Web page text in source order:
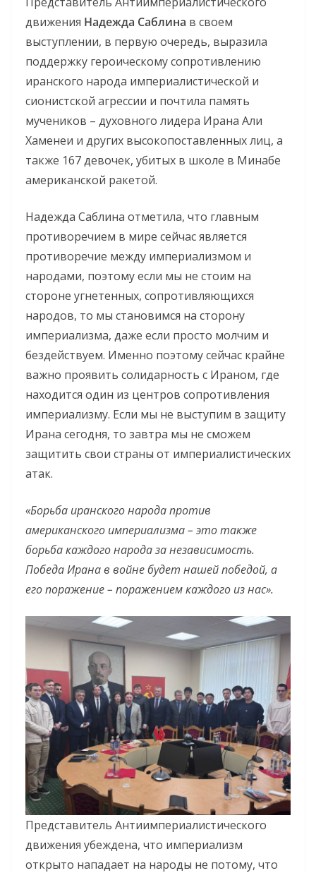
движения Надежда Саблина в своем
выступлении, в первую очередь, выразила
поддержку героическому сопротивлению
иранского народа империалистической и
сионистской агрессии и почтила память
мучеников – духовного лидера Ирана Али
Хаменеи и других высокопоставленных лиц, а
также 167 девочек, убитых в школе в Минабе
американской ракетой.
Надежда Саблина отметила, что главным
противоречием в мире сейчас является
противоречие между империализмом и
народами, поэтому если мы не стоим на
стороне угнетенных, сопротивляющихся
народов, то мы становимся на сторону
империализма, даже если просто молчим и
бездействуем. Именно поэтому сейчас крайне
важно проявить солидарность с Ираном, где
находится один из центров сопротивления
империализму. Если мы не выступим в защиту
Ирана сегодня, то завтра мы не сможем
защитить свои страны от империалистических
атак.
«Борьба иранского народа против
американского империализма – это также
борьба каждого народа за независимость.
Победа Ирана в войне будет нашей победой, а
его поражение – поражением каждого из нас».
Представитель Антиимпериалистического
движения убеждена, что империализм
открыто нападает на народы не потому, что